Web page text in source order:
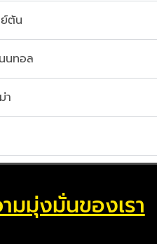
ตัน
นทอล
า
มมุ่งมั่นของเรา